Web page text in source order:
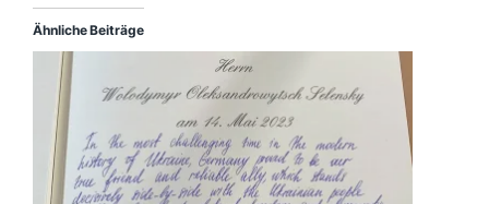
Ähnliche Beiträge